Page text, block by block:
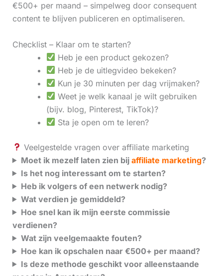
€500+ per maand – simpelweg door consequent
content te blijven publiceren en optimaliseren.
Checklist – Klaar om te starten?
Heb je een product gekozen?
Heb je de uitlegvideo bekeken?
Kun je 30 minuten per dag vrijmaken?
Weet je welk kanaal je wilt gebruiken
(bijv. blog, Pinterest, TikTok)?
Sta je open om te leren?
Veelgestelde vragen over affiliate marketing
Moet ik mezelf laten zien bij affiliate marketing?
Is het nog interessant om te starten?
Heb ik volgers of een netwerk nodig?
Wat verdien je gemiddeld?
Hoe snel kan ik mijn eerste commissie
verdienen?
Wat zijn veelgemaakte fouten?
Hoe kan ik opschalen naar €500+ per maand?
Is deze methode geschikt voor alleenstaande